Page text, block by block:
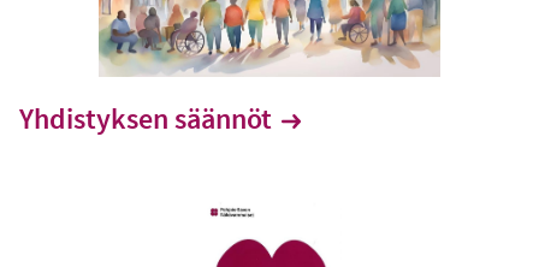
Yhdistyksen säännöt